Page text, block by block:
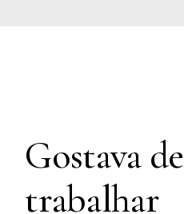
Gostava de
trabalhar